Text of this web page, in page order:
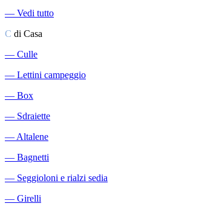
― Vedi tutto
C di Casa
― Culle
― Lettini campeggio
― Box
― Sdraiette
― Altalene
― Bagnetti
― Seggioloni e rialzi sedia
― Girelli